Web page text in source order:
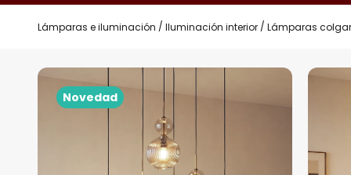
Lámparas e iluminación Iluminación interior Lámparas
Novedad
Saltar